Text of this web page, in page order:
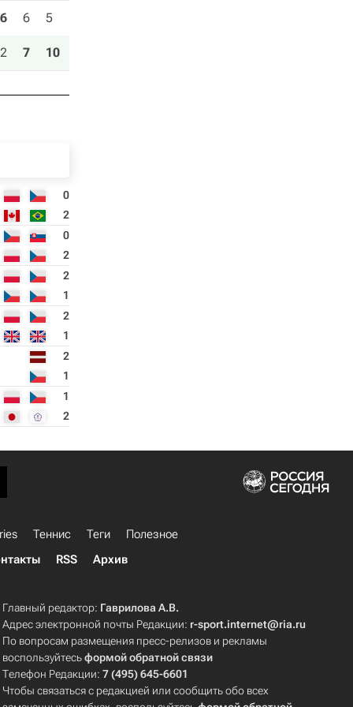
6 6 5
2 7 10
0
2
0
2
2
1
2
1
2
1
1
2
Теннис Теги
Полезное
RSS Архив
Главный редактор: Гаврилова А.В.
Адрес электронной почты Редакции: r-sport.internet@ria.ru
По вопросам размещения пресс-релизов и рекламы
воспользуйтесьформой обратной связи
Телефон Редакции:7 (495) 645-6601
Чтобы связаться с редакцией или сообщить обо всех